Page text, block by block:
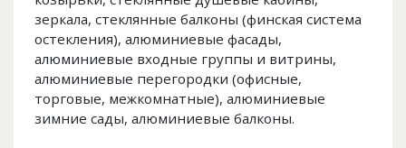
зеркала, стеклянные балконы (финская система
остекления), алюминиевые фасады,
алюминиевые входные группы и витрины,
алюминиевые перегородки (офисные,
торговые, межкомнатные), алюминиевые
зимние сады, алюминиевые балконы.